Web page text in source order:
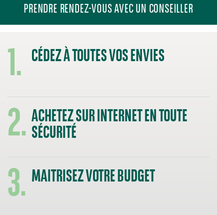
PRENDRE RENDEZ-VOUS AVEC UN CONSEILLER
1. CÉDEZ À TOUTES VOS ENVIES
2.ACHETEZ SUR INTERNET EN TOUTE
SÉCURITÉ
3.MAITRISEZ VOTRE BUDGET